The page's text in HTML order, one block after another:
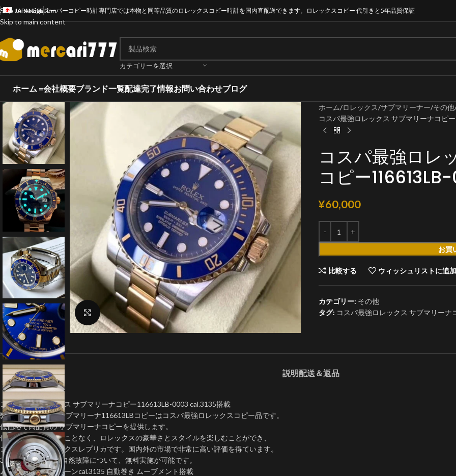
Skip to navigation
Skip to main content
JAPANESEスーパーコピー時計専門店では本物と同等品質のロレックスコピー時計を国内直配送できます。ロレックスコピー 代引きと5年品質保証
カテゴリーを選択
ホーム =会社概要ブランド一覧配達完了情報お問い合わせブログ
クリックで拡大
ホーム ロレックス サブマリーナー その他
コスパ最強ロレックス サブマリーナコピ
コスパ最強ロレ
コピー
¥60,000
お買
比較する ウィッシュリストに追
カテゴリー: その他
タグ: コスパ最強ロレックス サブマリー
説明配送＆返品
コスパ最強ロレックス サブマリーナコピー116613LB-0003 cal.3135搭載
弊社のロレックス サブマリーナ116613LBコピーはコスパ最強ロレックスコピー品です。
低価格で高品質の サブマリーナコピーを提供します。
個人が大金を費やすことなく、ロレックスの豪華さとスタイルを楽しむことができ、
コスパ最強のロレックスレプリカです。国内外の市場で非常に高い評価を得ています。
3年間保証期間内の自然故障について、無料実施が可能です。
ムーブメント：クローンcal.3135 自動巻き ムーブメント搭載